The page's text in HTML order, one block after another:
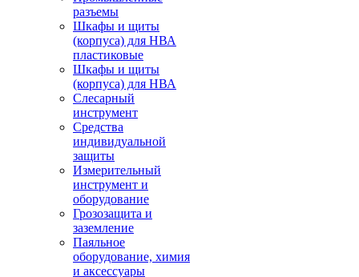
разъемы
Шкафы и щиты
(корпуса) для НВА
пластиковые
Шкафы и щиты
(корпуса) для НВА
Слесарный
инструмент
Средства
индивидуальной
защиты
Измерительный
инструмент и
оборудование
Грозозащита и
заземление
Паяльное
оборудование, химия
и аксессуары